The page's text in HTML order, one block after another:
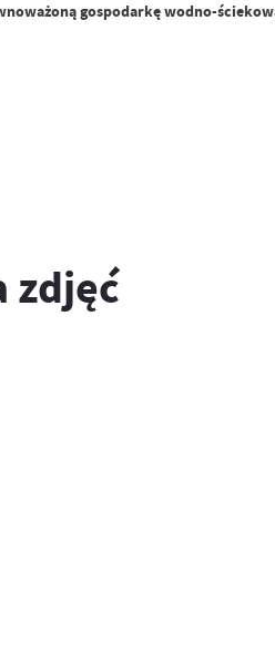
gospodarkę wodno-
zdjęć